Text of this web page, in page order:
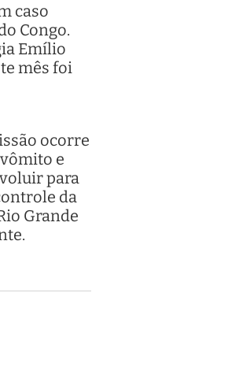
caso
Congo.
Emílio
mês foi
ocorre
e
para
da
Grande